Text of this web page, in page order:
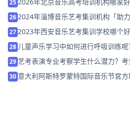
25
26 2024年淄博音乐艺考集训机构「助力
27 2023年西安音乐艺考集训学校哪个好
28 儿童声乐学习中如何进行呼吸训练呢
29艺考表演专业考察学生什么潜力？考
30 意大利阿斯特罗蒙特国际音乐节官